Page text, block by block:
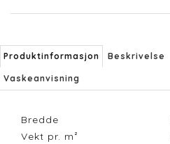
Produktinformasjon Beskrivelse
Vaskeanvisning
Bredde
Vekt pr. m²